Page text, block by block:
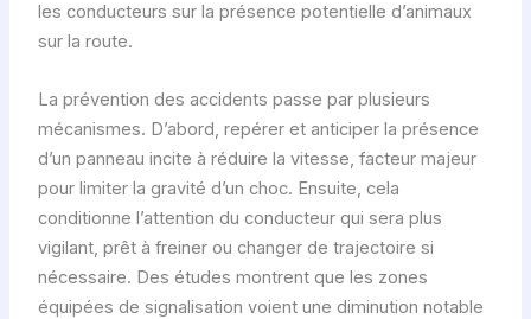
les conducteurs sur la présence potentielle d’animaux
sur la route.
La prévention des accidents passe par plusieurs
mécanismes. D’abord, repérer et anticiper la présence
d’un panneau incite à réduire la vitesse, facteur majeur
pour limiter la gravité d’un choc. Ensuite, cela
conditionne l’attention du conducteur qui sera plus
vigilant, prêt à freiner ou changer de trajectoire si
nécessaire. Des études montrent que les zones
équipées de signalisation voient une diminution notable